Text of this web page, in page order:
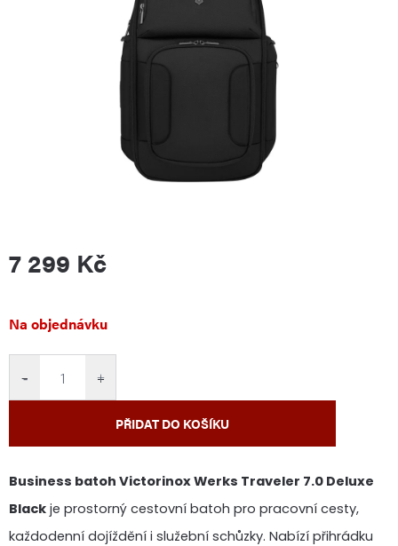
7 299 Kč
Měrná
Na objednávku
+
−
PŘIDAT DO KOŠÍKU
Business batoh Victorinox Werks Traveler 7.0 Deluxe
Black je prostorný cestovní batoh pro pracovní cesty,
každodenní dojíždění i služební schůzky. Nabízí přihrádku